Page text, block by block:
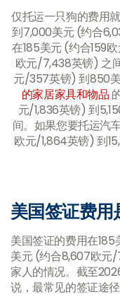
仅托运一只狗的费用
到7,000美元 (约合
在185美元 (约合159
欧元/7,438英镑) 之
元/357英镑) 到850
的家居家具和物品
元/1,836英镑) 到
间。如果您要托运汽
欧元/1,864英镑) 到
美国签证费用
美国签证的费用在
美元 (约合8,607欧元
家人的情况。截至
说，最常见的签证途